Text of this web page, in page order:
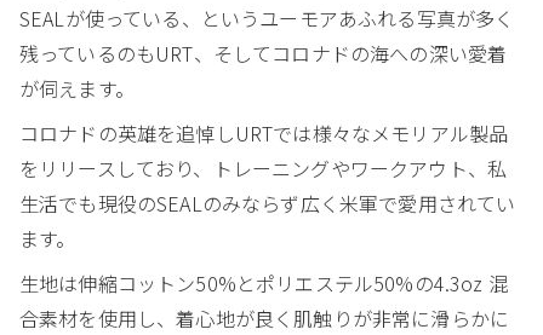
SEALが使っている、というユーモアあふれる写真が多く
残っているのもURT、そしてコロナドの海への深い愛着
が伺えます。
コロナドの英雄を追悼しURTでは様々なメモリアル製品
をリリースしており、トレーニングやワークアウト、私
生活でも現役のSEALのみならず広く米軍で愛用されてい
ます。
生地は伸縮コットン50%とポリエステル50%の4.3oz 混
合素材を使用し、着心地が良く肌触りが非常に滑らかに